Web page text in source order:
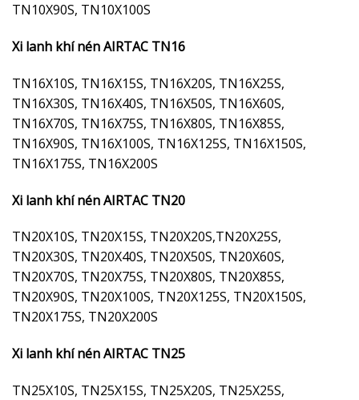
TN10X90S, TN10X100S
Xi lanh khí nén AIRTAC TN16
TN16X10S, TN16X15S, TN16X20S, TN16X25S,
TN16X30S, TN16X40S, TN16X50S, TN16X60S,
TN16X70S, TN16X75S, TN16X80S, TN16X85S,
TN16X90S, TN16X100S, TN16X125S, TN16X150S,
TN16X175S, TN16X200S
Xi lanh khí nén AIRTAC TN20
TN20X10S, TN20X15S, TN20X20S,TN20X25S,
TN20X30S, TN20X40S, TN20X50S, TN20X60S,
TN20X70S, TN20X75S, TN20X80S, TN20X85S,
TN20X90S, TN20X100S, TN20X125S, TN20X150S,
TN20X175S, TN20X200S
Xi lanh khí nén AIRTAC TN25
TN25X10S, TN25X15S, TN25X20S, TN25X25S,